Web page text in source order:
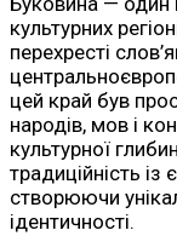
культурних
перехресті
цей край був
народів, мов і
культурної
традиційність
створюючи
ідентичності.